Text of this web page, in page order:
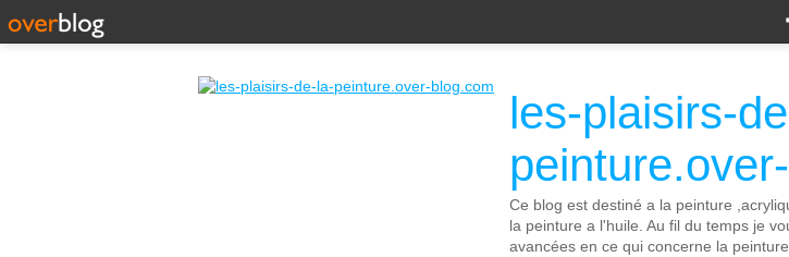
les-plaisirs-
Ce blog est destiné a la peinture
la peinture a l'huile. Au fil du temps je
avancées en ce qui concerne la